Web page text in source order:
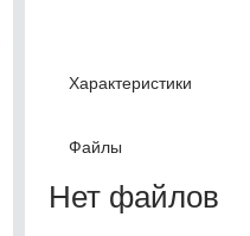
Характеристики
Файлы
Нет файлов